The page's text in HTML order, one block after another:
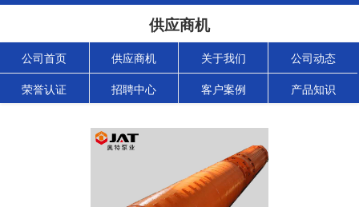
供应商机
公司首页 供应商机 关于我们 公司动态
荣誉认证 招聘中心 客户案例 产品知识